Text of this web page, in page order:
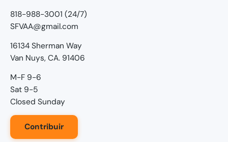
818-988-3001 (24/7)
SFVAA@gmail.com
16134 Sherman Way
Van Nuys, CA. 91406
M-F 9-6
Sat 9-5
Closed Sunday
Contribuir